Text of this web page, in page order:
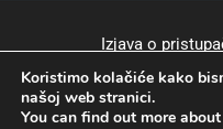
Izjava o
Koristimo kolačiće kako
našoj web stranici.
You can find out more